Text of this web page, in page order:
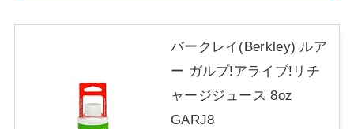
バークレイ(Berkley) ルア
ー ガルプ!アライブ!リチ
ャージジュース 8oz
GARJ8